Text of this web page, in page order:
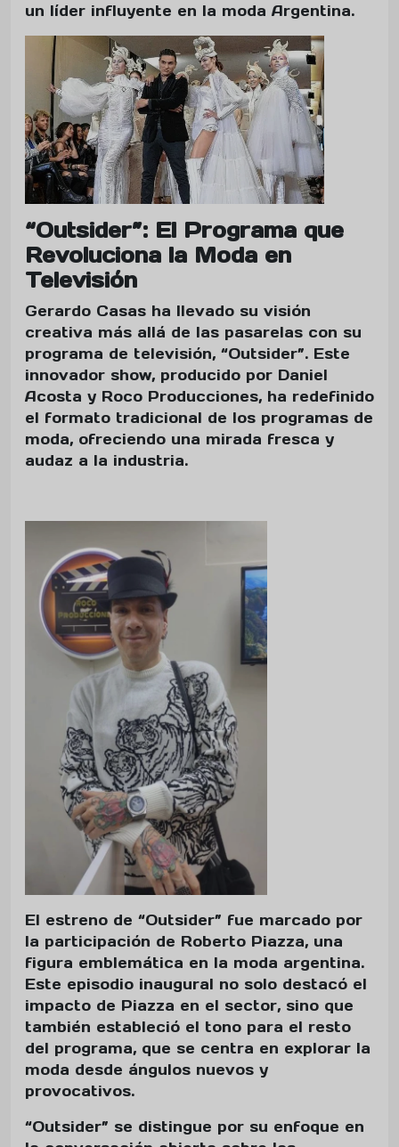
un líder influyente en la moda Argentina.
“Outsider”: El Programa que
Revoluciona la Moda en
Televisión
Gerardo Casas ha llevado su visión
creativa más allá de las pasarelas con su
programa de televisión, “Outsider”. Este
innovador show, producido por Daniel
Acosta y Roco Producciones, ha redefinido
el formato tradicional de los programas de
moda, ofreciendo una mirada fresca y
audaz a la industria.
El estreno de “Outsider” fue marcado por
la participación de Roberto Piazza, una
figura emblemática en la moda argentina.
Este episodio inaugural no solo destacó el
impacto de Piazza en el sector, sino que
también estableció el tono para el resto
del programa, que se centra en explorar la
moda desde ángulos nuevos y
provocativos.
“Outsider” se distingue por su enfoque en